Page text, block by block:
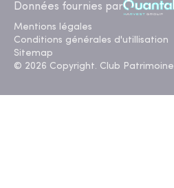
Données fournies par
Mentions légales
Conditions générales d'utillisation
Sitemap
© 2026 Copyright. Club Patrimoine